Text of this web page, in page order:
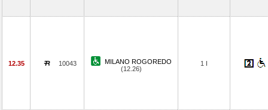
12.35 10043
MILANO ROGOREDO
(12.26)
1 I